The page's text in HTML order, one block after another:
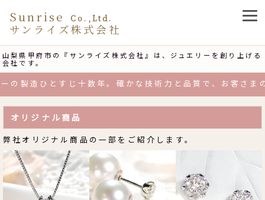
山梨県甲府市の『サンライズ株式会社』は、ジュエリーを創り上げる
会社です。
Sunrise Co.,Ltd.
サンライズ株式会社
ひとすじ十数年。確かな技術力と品質で、お客さまのニ
オリジナル商品
弊社オリジナル商品の一部をご紹介します。